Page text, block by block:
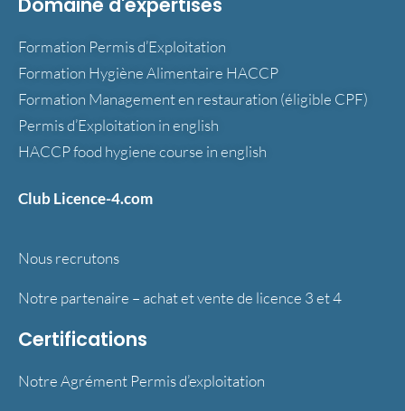
Formation Permis d’Exploitation
Formation Hygiène Alimentaire HACCP
Formation Management en restauration (éligible CPF)
Permis d’Exploitation in english
HACCP food hygiene course in english
Club Licence-4.com
Nous recrutons
Notre partenaire – achat et vente de licence 3 et 4
Certifications
Notre Agrément Permis d’exploitation